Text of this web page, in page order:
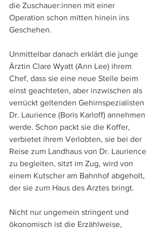
die Zuschauer:innen mit einer
Operation schon mitten hinein ins
Geschehen.
Unmittelbar danach erklärt die junge
Ärztin Clare Wyatt (Ann Lee) ihrem
Chef, dass sie eine neue Stelle beim
einst geachteten, aber inzwischen als
verrückt geltenden Gehirnspezialisten
Dr. Laurience (Boris Karloff) annehmen
werde. Schon packt sie die Koffer,
verbietet ihrem Verlobten, sie bei der
Reise zum Landhaus von Dr. Laurience
zu begleiten, sitzt im Zug, wird von
einem Kutscher am Bahnhof abgeholt,
der sie zum Haus des Arztes bringt.
Nicht nur ungemein stringent und
ökonomisch ist die Erzählweise,